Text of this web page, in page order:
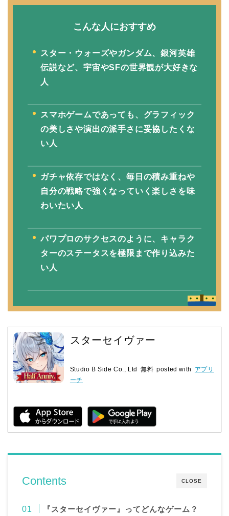
こんな人におすすめ
スター・ウォーズやガンダム、銀河英雄
伝説など、宇宙やSFの世界観が大好きな
人
スマホゲームであっても、グラフィック
の美しさや演出の派手さに妥協したくな
い人
ガチャ依存ではなく、毎日の積み重ねや
自分の戦略で強くなっていく楽しさを味
わいたい人
パワプロのサクセスのように、キャラク
ターのステータスを極限まで作り込みた
い人
スターセイヴァー
Studio B Side Co., Ltd 無料 posted with
アプリ
ーチ
CLOSE
Contents
『スターセイヴァー』ってどんなゲーム？